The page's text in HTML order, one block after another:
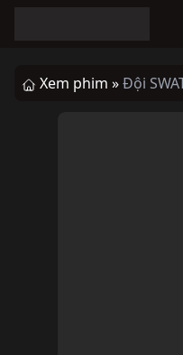
Xem phim »Đội